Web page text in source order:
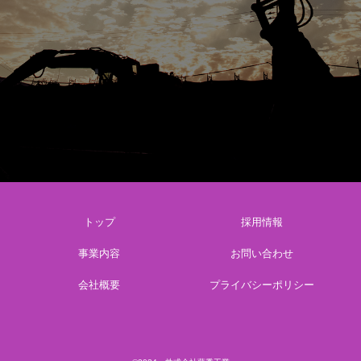
トップ
事業内容
会社概要
採用情報
お問い合わせ
プライバシーポリシー